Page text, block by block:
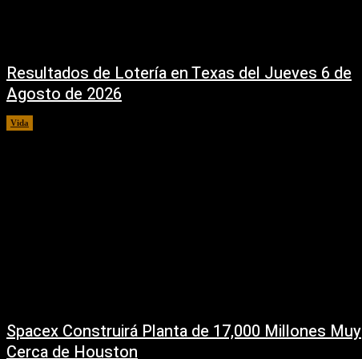
Resultados de Lotería en Texas del Jueves 6 de
Agosto de 2026
Vida
Spacex Construirá Planta de 17,000 Millones Muy
Cerca de Houston